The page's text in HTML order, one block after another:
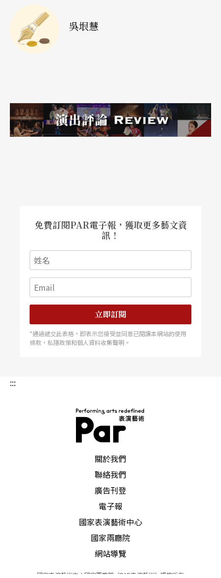
像玩具一樣轉啊轉。」
吳垠慧
免費訂閱PAR電子報，獲取更多藝文資
訊！
立即訂閱
*通過遞交此表格，即表示您接受並同意已閱讀本網站的使用
條款，私隱政策和個人資料收集聲明。
:::
關於我們
聯絡我們
廣告刊登
電子報
國家表演藝術中心
國家兩廳院
網站導覽
國家表演藝術中心國家兩廳院《PAR表演藝術》版權所有